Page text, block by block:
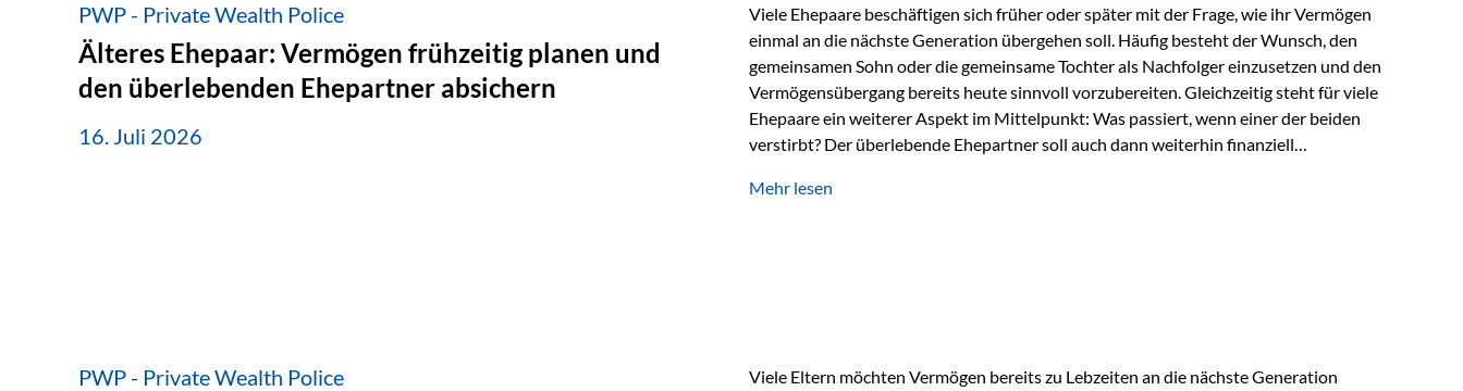
PWP - Private Wealth Police
Älteres Ehepaar: Vermögen frühzeitig planen und
den überlebenden Ehepartner absichern
16. Juli 2026
Viele Ehepaare beschäftigen sich früher oder später mit der Frage, wie ihr Vermögen
einmal an die nächste Generation übergehen soll. Häufig besteht der Wunsch, den
gemeinsamen Sohn oder die gemeinsame Tochter als Nachfolger einzusetzen und den
Vermögensübergang bereits heute sinnvoll vorzubereiten. Gleichzeitig steht für viele
Ehepaare ein weiterer Aspekt im Mittelpunkt: Was passiert, wenn einer der beiden
verstirbt? Der überlebende Ehepartner soll auch dann weiterhin finanziell
können. Genau für diese Ausgangssituation bietet die Private Wealth Police der
Mehr lesen
PWP - Private Wealth Police
Viele Eltern möchten Vermögen bereits zu Lebzeiten an die nächste Generation